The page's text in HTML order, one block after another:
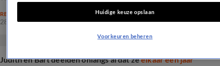
REALITY
28 mrt 2025, 18:44
Judith en Bart deelden onlangs al dat zeelkaar een jaar
Huidige keuze opslaan
Voorkeuren beheren